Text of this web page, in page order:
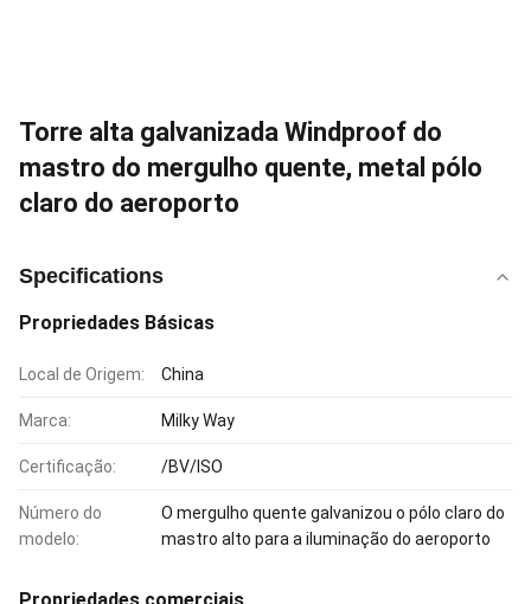
Torre alta galvanizada Windproof do
mastro do mergulho quente, metal pólo
claro do aeroporto
Specifications
Propriedades Básicas
Local de Origem: China
Marca: Milky Way
Certificação: /BV/ISO
Número do
modelo:
O mergulho quente galvanizou o pólo claro do
mastro alto para a iluminação do aeroporto